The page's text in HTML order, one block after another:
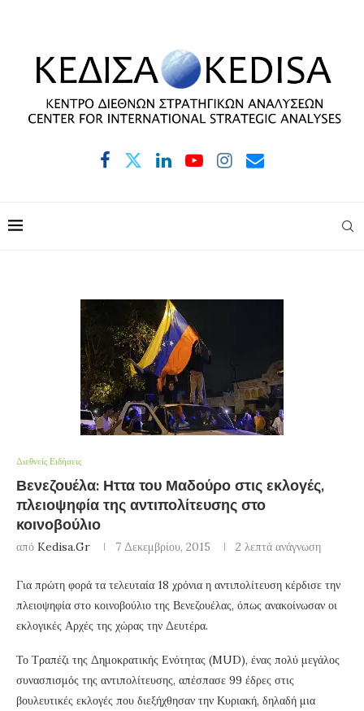
Διεθνείς Ειδήσεις
Βενεζουέλα: Ηττα του Μαδούρο στις εκλογές,
πλειοψηφία της αντιπολίτευσης στο
κοινοβούλιο
από Kedisa.gr 7 Δεκεμβρίου, 2015 2 λεπτά ανάγνωση
Για πρώτη φορά τα τελευταία 18 χρόνια η αντιπολίτευση κέρδισε την
πλειοψηφία στο κοινοβούλιο της Βενεζουέλας, όπως ανακοίνωσαν οι
εκλογικές Αρχές της χώρας την Δευτέρα.
Το Τραπέζι της Δημοκρατικής Ενότητας (MUD), ένας πολύ μεγάλος
συνασπισμός της αντιπολίτευσης, απέσπασε 99 έδρες στις
βουλευτικές εκλογές που διεξήχθησαν την Κυριακή, δηλαδή μια